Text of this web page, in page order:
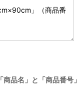
「商品名」と「商品番号」